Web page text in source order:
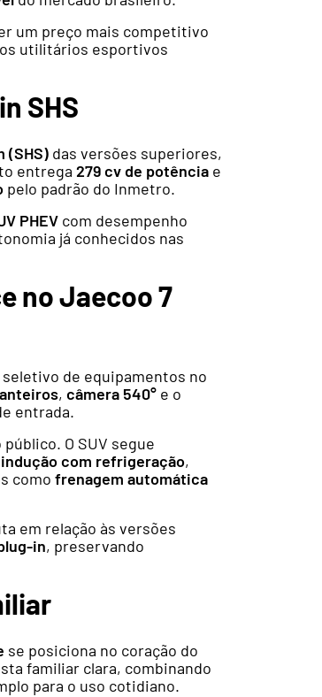
um preço mais competitivo
utilitários esportivos
SHS
(SHS) das versões superiores,
entrega 279 cv de potência e
pelo padrão do Inmetro.
PHEV com desempenho
já conhecidos nas
no Jaecoo 7
de equipamentos no
, câmera 540° e o
entrada.
O SUV segue
com refrigeração,
como frenagem automática
em relação às versões
in, preservando
se posiciona no coração do
familiar clara, combinando
para o uso cotidiano.